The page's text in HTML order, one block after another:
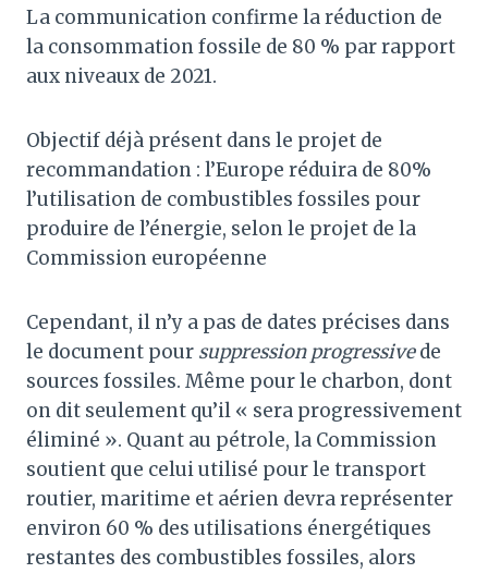
La communication confirme la réduction de
la consommation fossile de 80 % par rapport
aux niveaux de 2021.
Objectif déjà présent dans le projet de
recommandation : l’Europe réduira de 80%
l’utilisation de combustibles fossiles pour
produire de l’énergie, selon le projet de la
Commission européenne
Cependant, il n’y a pas de dates précises dans
le document pour suppression progressivede
sources fossiles. Même pour le charbon, dont
on dit seulement qu’il « sera progressivement
éliminé ». Quant au pétrole, la Commission
soutient que celui utilisé pour le transport
routier, maritime et aérien devra représenter
environ 60 % des utilisations énergétiques
restantes des combustibles fossiles, alors